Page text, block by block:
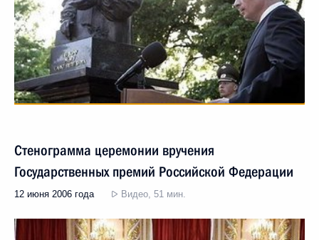
Стенограмма церемонии вручения
Государственных премий Российской Федерации
12 июня 2006 года Видео, 51 мин.